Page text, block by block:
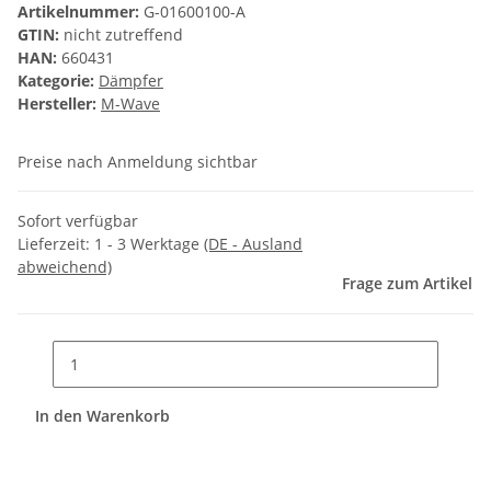
Artikelnummer: G-01600100-A
GTIN: nicht zutreffend
HAN: 660431
Kategorie: Dämpfer
Hersteller: M-Wave
Preise nach Anmeldung sichtbar
Sofort verfügbar
Lieferzeit: 1 - 3 Werktage (DE - Ausland
abweichend)
Frage zum Artikel
In den Warenkorb